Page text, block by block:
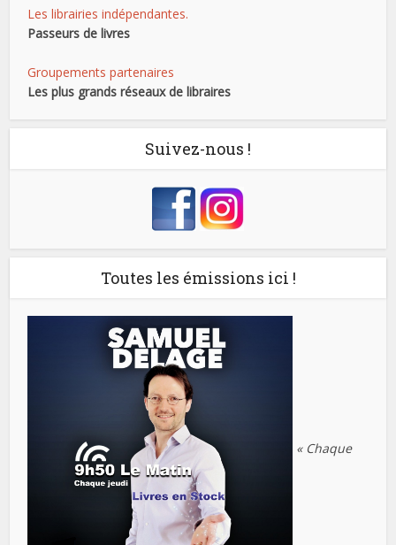
Les librairies indépendantes.
Passeurs de livres
Groupements partenaires
Les plus grands réseaux de libraires
Suivez-nous !
Toutes les émissions ici !
« Chaque